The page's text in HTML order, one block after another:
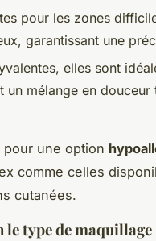
pour les zones
garantissant une
elles sont
mélange en
une option
comme celles
cutanées.
type de maquillage